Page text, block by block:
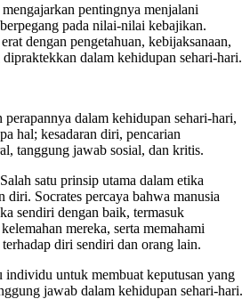
pentingnya menjalani
pada nilai-nilai kebajikan.
dengan pengetahuan, kebijaksanaan,
dalam kehidupan sehari-hari.
perapannya dalam kehidupan sehari-hari,
hal; kesadaran diri, pencarian
tanggung jawab sosial, dan kritis.
satu prinsip utama dalam etika
diri. Socrates percaya bahwa manusia
sendiri dengan baik, termasuk
mereka, serta memahami
diri sendiri dan orang lain.
individu untuk membuat keputusan yang
jawab dalam kehidupan sehari-hari.